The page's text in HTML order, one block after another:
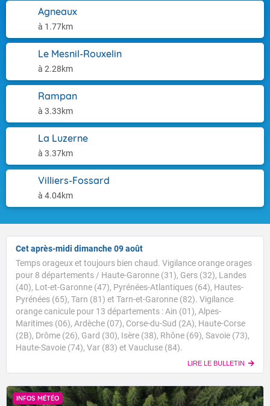
Agneaux
à 1.77km
Le Mesnil-Rouxelin
à 2.28km
Rampan
à 3.33km
La Luzerne
à 3.37km
Villiers-Fossard
à 4.04km
Cet après-midi dimanche 09 août
Temps orageux et toujours bien chaud. Vigilance orange orages
pour 8 départements / Haute-Garonne (31), Gers (32), Landes
(40), Lot-et-Garonne (47), Pyrénées-Atlantiques (64), Hautes-
Pyrénées (65), Tarn (81) et Tarn-et-Garonne (82). Vigilance
orange canicule pour 13 départements : Ain (01), Alpes-
Maritimes (06), Ardèche (07), Corse-du-Sud (2A), Haute-Corse
(2B), Drôme (26), Gard (30), Isère (38), Rhône (69), Savoie (73),
Haute-Savoie (74), Var (83) et Vaucluse (84).
LIRE LE BULLETIN
INFOS MÉTÉO